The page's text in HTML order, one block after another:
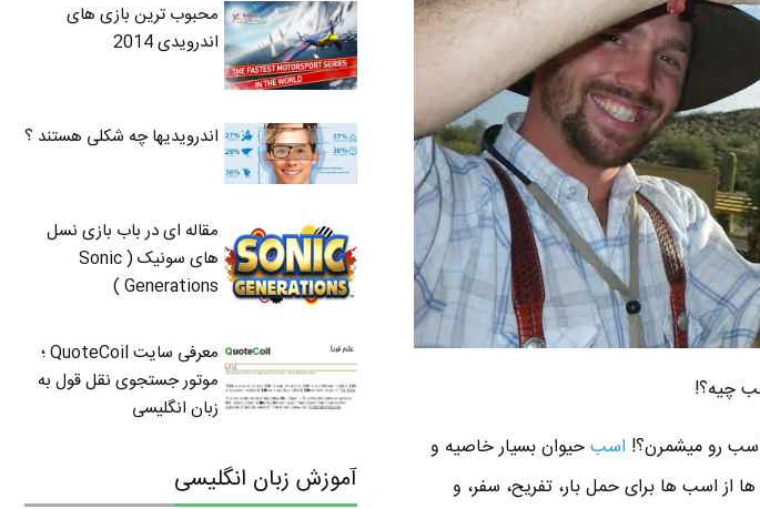
چیه؟!
اسب رو میشمرن؟! اسبحیوان بسیار خاصیه و
از اسب ها برای حمل بار، تفریح، سفر، و
محبوب ترین بازی های
اندرویدی 2014
اندرویدیها چه شکلی هستند ؟
مقاله ای در باب بازی نسل
های سونیک ( Sonic
Generations )
معرفی سایت QuoteCoil ؛
موتور جستجوی نقل قول به
زبان انگلیسی
آموزش زبان انگلیسی